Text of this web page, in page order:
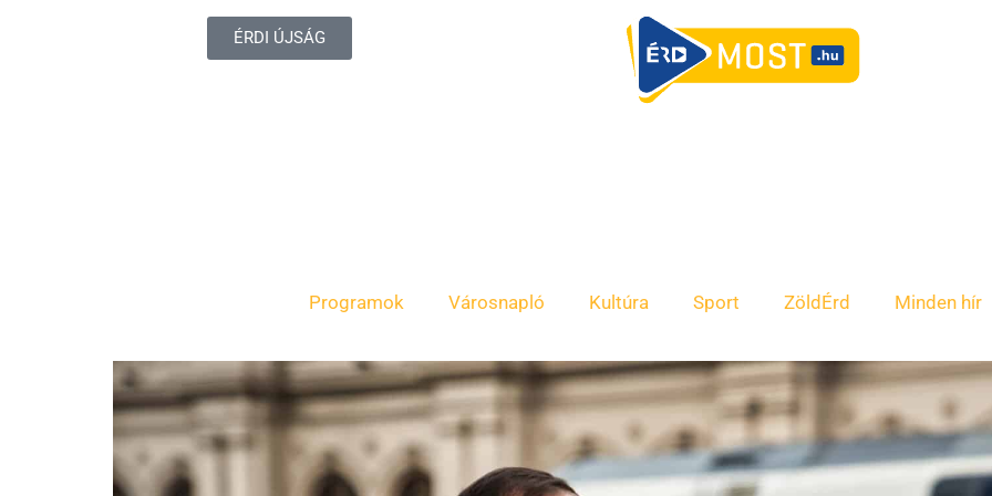
ÉRDI ÚJSÁG
Programok Városnapló Kultúra Sport ZöldÉrd Minden hír